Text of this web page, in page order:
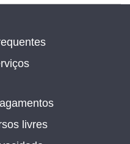
livres